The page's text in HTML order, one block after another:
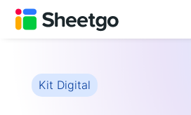
Kit Digital